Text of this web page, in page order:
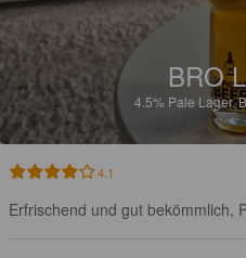
BRO
4.5% Pale Lager.
4.1
Erfrischend und gut bekömmlich,